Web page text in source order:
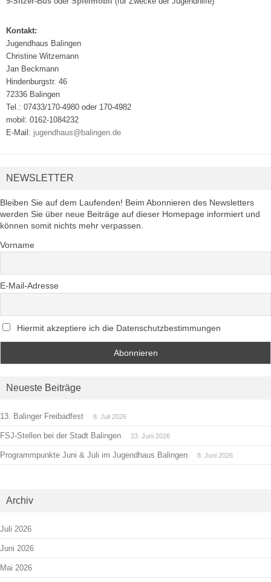
Kontakt:
Jugendhaus Balingen
Christine Witzemann
Jan Beckmann
Hindenburgstr. 46
72336 Balingen
Tel.: 07433/170-4980 oder 170-4982
mobil: 0162-1084232
E-Mail: jugendhaus@balingen.de
NEWSLETTER
Bleiben Sie auf dem Laufenden! Beim Abonnieren des Newsletters
werden Sie über neue Beiträge auf dieser Homepage informiert und
können somit nichts mehr verpassen.
Vorname
E-Mail-Adresse
Hiermit akzeptiere ich die Datenschutzbestimmungen
Neueste Beiträge
13. Balinger Freibadfest 8. Juli 2026
FSJ-Stellen bei der Stadt Balingen 23. Juni 2026
Programmpunkte Juni & Juli im Jugendhaus Balingen 8. Juni 2026
Archiv
Juli 2026
Juni 2026
Mai 2026